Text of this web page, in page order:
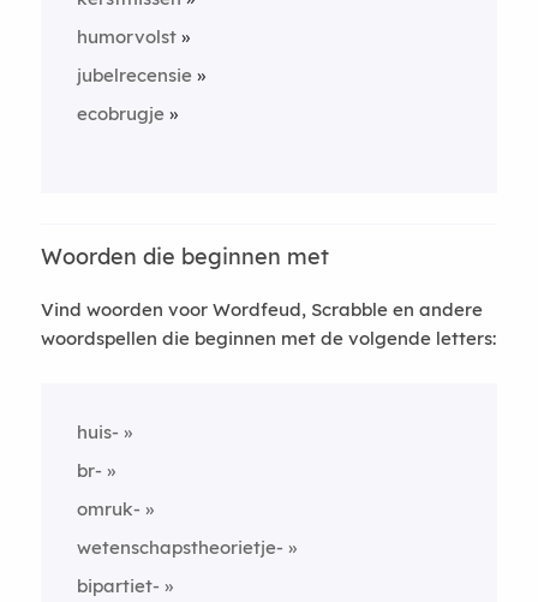
humorvolst
jubelrecensie
ecobrugje
Woorden die beginnen met
Vind woorden voor Wordfeud, Scrabble en andere
woordspellen die beginnen met de volgende letters:
huis-
br-
omruk-
wetenschapstheorietje-
bipartiet-